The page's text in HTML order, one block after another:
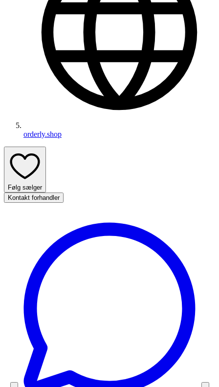
orderly.shop
Følg sælger
Kontakt forhandler